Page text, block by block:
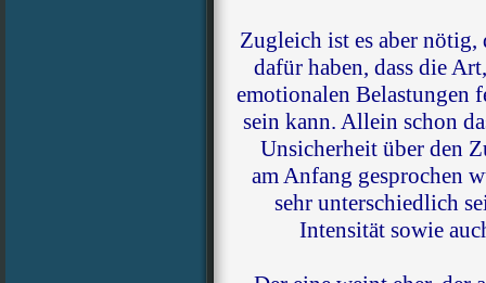
Zugleich ist es aber nötig,
dafür haben, dass die
emotionalen Belastungen
sein kann. Allein schon
Unsicherheit über den
am Anfang gesprochen
sehr unterschiedlich
Intensität sowie